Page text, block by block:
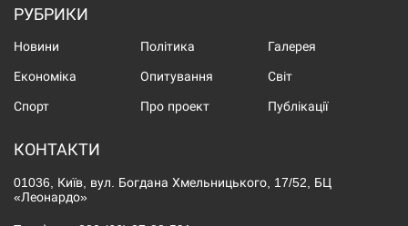
РУБРИКИ
Новини Політика Галерея
Економіка Опитування Світ
Спорт Про проект Публікації
КОНТАКТИ
01036, Київ, вул. Богдана Хмельницького, 17/52, БЦ
«Леонардо»